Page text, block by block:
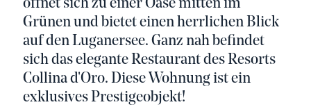
öffnet sich zu einer Oase mitten im
Grünen und bietet einen herrlichen Blick
auf den Luganersee. Ganz nah befindet
sich das elegante Restaurant des Resorts
Collina d'Oro. Diese Wohnung ist ein
exklusives Prestigeobjekt!